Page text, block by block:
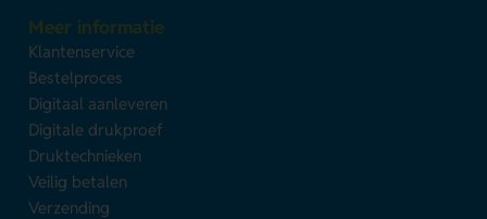
Meer informatie
Klantenservice
Bestelproces
Digitaal aanleveren
Digitale drukproef
Druktechnieken
Veilig betalen
Verzending